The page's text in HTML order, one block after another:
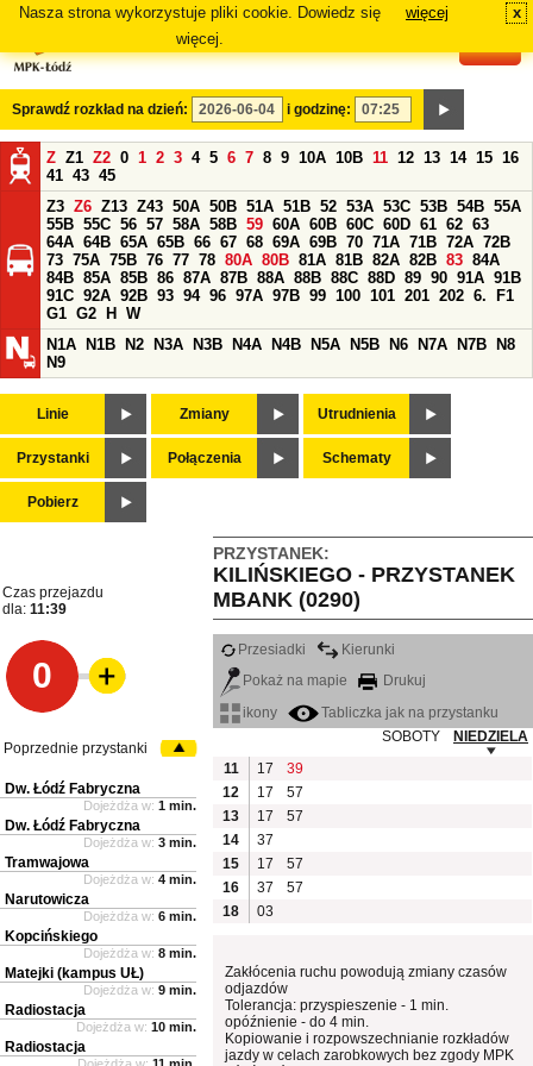
Nasza strona wykorzystuje pliki cookie. Dowiedz się
więcej.
więcej x
Sprawdź rozkład na dzień: i godzinę:
Z Z1 Z2 0 1 2 3 4 5 6 7 8 9 10A 10B 11 12 13 14 15 16
41 43 45
Z3 Z6 Z13 Z43 50A 50B 51A 51B 52 53A 53C 53B 54B 55A
55B 55C 56 57 58A 58B 59 60A 60B 60C 60D 61 62 63
64A 64B 65A 65B 66 67 68 69A 69B 70 71A 71B 72A 72B
73 75A 75B 76 77 78 80A 80B 81A 81B 82A 82B 83 84A
84B 85A 85B 86 87A 87B 88A 88B 88C 88D 89 90 91A 91B
91C 92A 92B 93 94 96 97A 97B 99 100 101 201 202 6.
F1
G1 G2 H
W
N1A
N1B N2 N3A N3B N4A N4B N5A N5B N6 N7A N7B
N8
N9
Linie Zmiany Utrudnienia
Przystanki Połączenia Schematy
Pobierz
PRZYSTANEK:
KILIŃSKIEGO - PRZYSTANEK
MBANK (0290)
Czas przejazdu
dla: 11:39
0
Przesiadki
Kierunki
Pokaż na mapie
Drukuj
ikony
Tabliczka jak na przystanku
SOBOTY
NIEDZIELA
11
17
39
12
17
57
13
17
57
14
37
15
17
57
16
37
57
18
03
Zakłócenia ruchu powodują zmiany czasów
odjazdów
Tolerancja: przyspieszenie - 1 min.
opóźnienie - do 4 min.
Kopiowanie i rozpowszechnianie rozkładów
jazdy w celach zarobkowych bez zgody MPK
Poprzednie przystanki
Dw. Łódź Fabryczna
Dojeżdża w: 1 min.
Dw. Łódź Fabryczna
Dojeżdża w: 3 min.
Tramwajowa
Dojeżdża w: 4 min.
Narutowicza
Dojeżdża w: 6 min.
Kopcińskiego
Dojeżdża w: 8 min.
Matejki (kampus UŁ)
Dojeżdża w: 9 min.
Radiostacja
Dojeżdża w: 10 min.
Radiostacja